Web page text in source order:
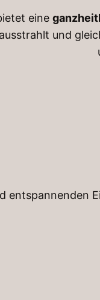
eine
und
entspannenden